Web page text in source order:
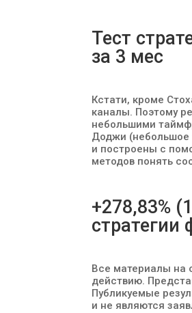
Тест
за 3 мес
Кстати, кроме
каналы. Поэтому
небольшими
Доджи (небольшое
и построены с
методов понять
+278,83%
стратегии
Все материалы на
действию.
Публикуемые
и не являются